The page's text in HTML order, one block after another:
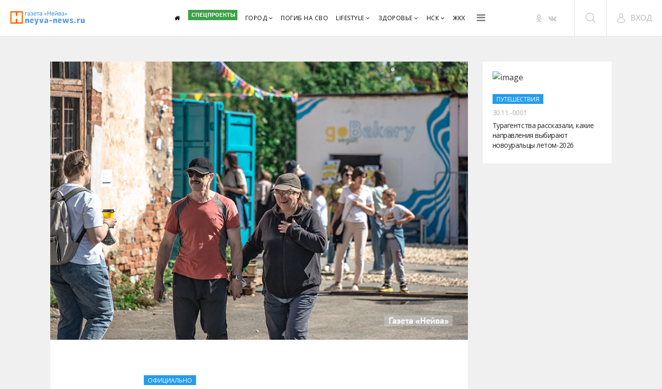
ГОРОД ПОГИБ НА СВО LIFESTYLE ЗДОРОВЬЕ НСК ЖКХ ВХОД
ОФИЦИАЛЬНО
ПУТЕШЕСТВИЯ
30.11.-0001
Турагентства рассказали, какие
направления выбирают
новоуральцы летом-2026